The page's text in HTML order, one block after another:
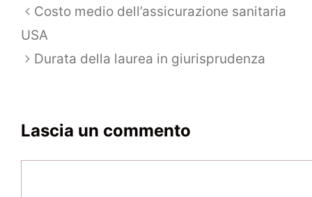
Navigazione
articolo
Costo medio dell’assicurazione sanitaria
USA
Durata della laurea in giurisprudenza
Lascia un commento